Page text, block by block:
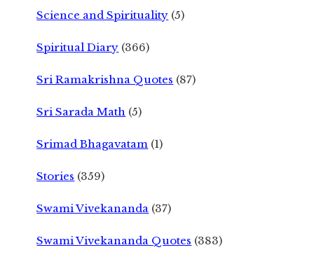
Science and Spirituality (5)
Spiritual Diary (366)
Sri Ramakrishna Quotes (87)
Sri Sarada Math (5)
Srimad Bhagavatam (1)
Stories (359)
Swami Vivekananda (37)
Swami Vivekananda Quotes (383)